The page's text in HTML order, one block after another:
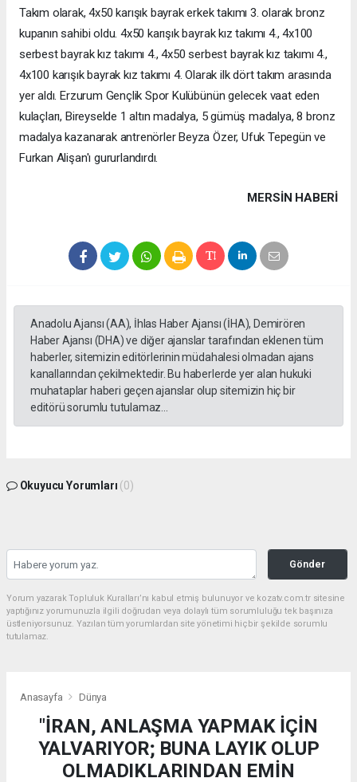
Takım olarak, 4x50 karışık bayrak erkek takımı 3. olarak bronz
kupanın sahibi oldu. 4x50 karışık bayrak kız takımı 4., 4x100
serbest bayrak kız takımı 4., 4x50 serbest bayrak kız takımı 4.,
4x100 karışık bayrak kız takımı 4. Olarak ilk dört takım arasında
yer aldı. Erzurum Gençlik Spor Kulübünün gelecek vaat eden
kulaçları, Bireyselde 1 altın madalya, 5 gümüş madalya, 8 bronz
madalya kazanarak antrenörler Beyza Özer, Ufuk Tepegün ve
Furkan Alişan'ı gururlandırdı.
MERSIN HABERİ
Anadolu Ajansı (AA), İhlas Haber Ajansı (İHA), Demirören
Haber Ajansı (DHA) ve diğer ajanslar tarafından eklenen tüm
haberler, sitemizin editörlerinin müdahalesi olmadan ajans
kanallarından çekilmektedir. Bu haberlerde yer alan hukuki
muhataplar haberi geçen ajanslar olup sitemizin hiç bir
editörü sorumlu tutulamaz...
Okuyucu Yorumları (0)
Gönder
Yorum yazarak Topluluk Kuralları’nı kabul etmiş bulunuyor ve kozatv.com.tr sitesine
yaptığınız yorumunuzla ilgili doğrudan veya dolaylı tüm sorumluluğu tek başınıza
üstleniyorsunuz. Yazılan tüm yorumlardan site yönetimi hiçbir şekilde sorumlu
tutulamaz.
Anasayfa Dünya
"İRAN, ANLAŞMA YAPMAK İÇİN
YALVARIYOR; BUNA LAYIK OLUP
OLMADIKLARINDAN EMİN